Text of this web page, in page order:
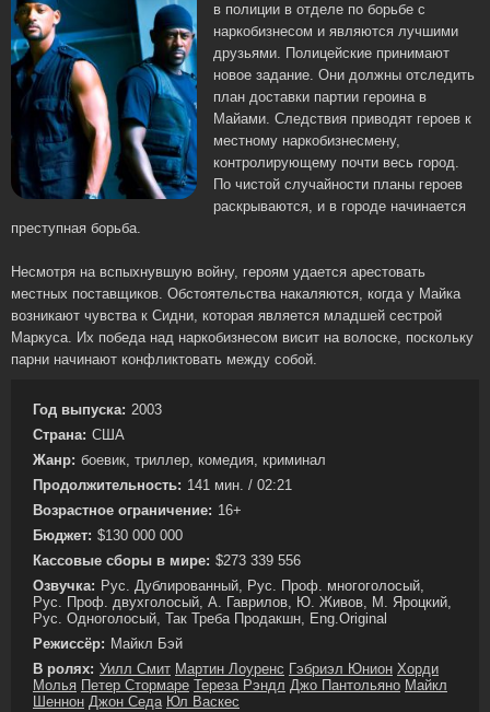
в полиции в отделе по борьбе с
наркобизнесом и являются лучшими
друзьями. Полицейские принимают
новое задание. Они должны отследить
план доставки партии героина в
Майами. Следствия приводят героев к
местному наркобизнесмену,
контролирующему почти весь город.
По чистой случайности планы героев
раскрываются, и в городе начинается
преступная борьба.
Несмотря на вспыхнувшую войну, героям удается арестовать
местных поставщиков. Обстоятельства накаляются, когда у Майка
возникают чувства к Сидни, которая является младшей сестрой
Маркуса. Их победа над наркобизнесом висит на волоске, поскольку
парни начинают конфликтовать между собой.
Год выпуска: 2003
Страна: США
Жанр: боевик, триллер, комедия, криминал
Продолжительность: 141 мин. / 02:21
Возрастное ограничение: 16+
Бюджет: $130 000 000
Кассовые сборы в мире: $273 339 556
Озвучка: Рус. Дублированный, Рус. Проф. многоголосый,
Рус. Проф. двухголосый, А. Гаврилов, Ю. Живов, М. Яроцкий,
Рус. Одноголосый, Так Треба Продакшн, Eng.Original
Режиссёр: Майкл Бэй
В ролях: Уилл Смит Мартин Лоуренс Гэбриэл Юнион Хорди
Молья Петер Стормаре Тереза Рэндл Джо Пантольяно Майкл
Шеннон Джон Седа Юл Васкес